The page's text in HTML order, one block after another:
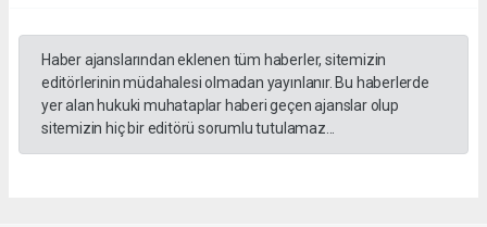
Haber ajanslarından eklenen tüm haberler, sitemizin
editörlerinin müdahalesi olmadan yayınlanır. Bu haberlerde
yer alan hukuki muhataplar haberi geçen ajanslar olup
sitemizin hiç bir editörü sorumlu tutulamaz...